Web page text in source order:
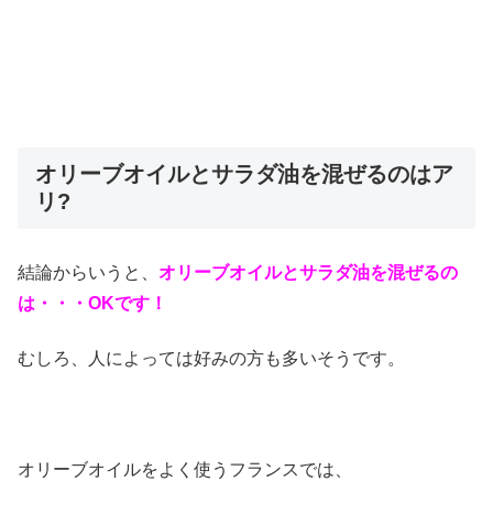
オリーブオイルとサラダ油を混ぜるのはア
リ?
結論からいうと、 オリーブオイルとサラダ油を混ぜるの
は・・・OKです！
むしろ、人によっては好みの方も多いそうです。
オリーブオイルをよく使うフランスでは、